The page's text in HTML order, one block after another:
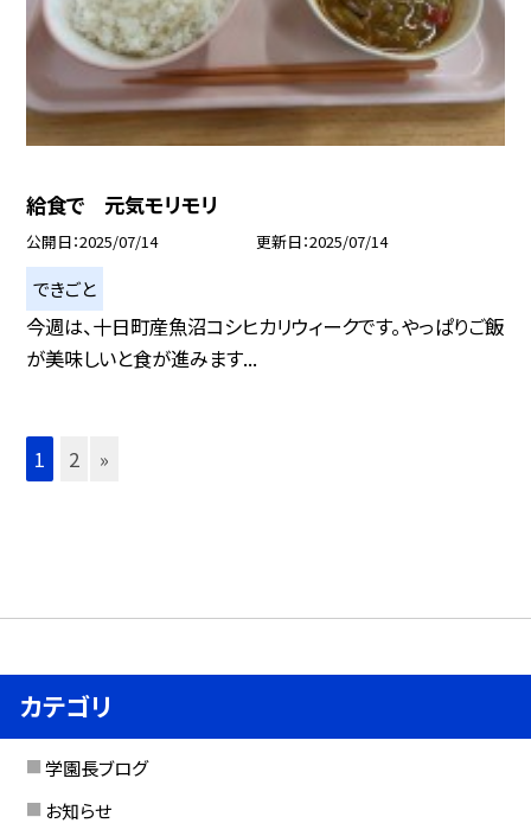
給食で 元気モリモリ
公開日 2025/07/14 更新日 2025/07/14
できごと
今週は、十日町産魚沼コシヒカリウィークです。やっぱりご飯
が美味しいと食が進みます...
1 2 »
カテゴリ
学園長ブログ
お知らせ